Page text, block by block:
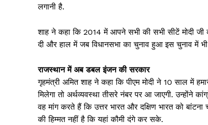
लगानी है.
शाह ने कहा कि 2014 में आपने सभी की सभी सीटें मोदी जी
दी और हाल में जब विधानसभा का चुनाव हुआ इस चुनाव में
राजस्थान में अब डबल इंजन की सरकार
गृहमंत्री अमित शाह ने कहा कि पीएम मोदी ने 10 साल में
मिलेगा तो अर्थव्यवस्था तीसरे नंबर पर आ जाएगी.
वह मांग करते हैं कि उत्तर भारत और दक्षिण भारत को
की हिम्मत नहीं है कि यहां कौमी दंगे कर सके.